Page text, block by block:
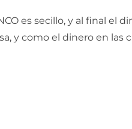
es secillo, y al final el
y como el dinero en